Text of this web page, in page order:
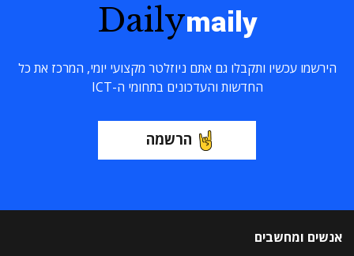
Dailymaily
הירשמו עכשיו ותקבלו גם אתם ניוזלטר מקצועי יומי, המרכז את כל
החדשות והעדכונים בתחומי ה-ICT
הרשמה
אנשים ומחשבים